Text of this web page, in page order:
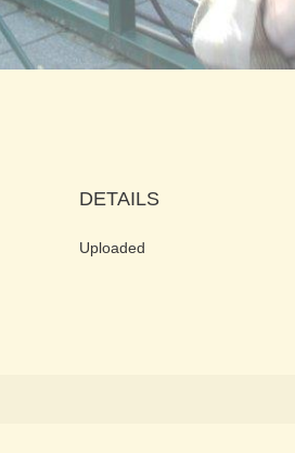
DETAILS
Uploaded